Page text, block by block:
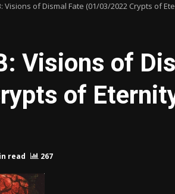
Visions of Dismal Fate (01/03/2022 Crypts of
Visions of
of
read 267